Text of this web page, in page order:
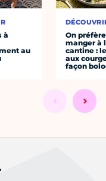
à
au
On préfère
manger à
cantine :
aux
façon